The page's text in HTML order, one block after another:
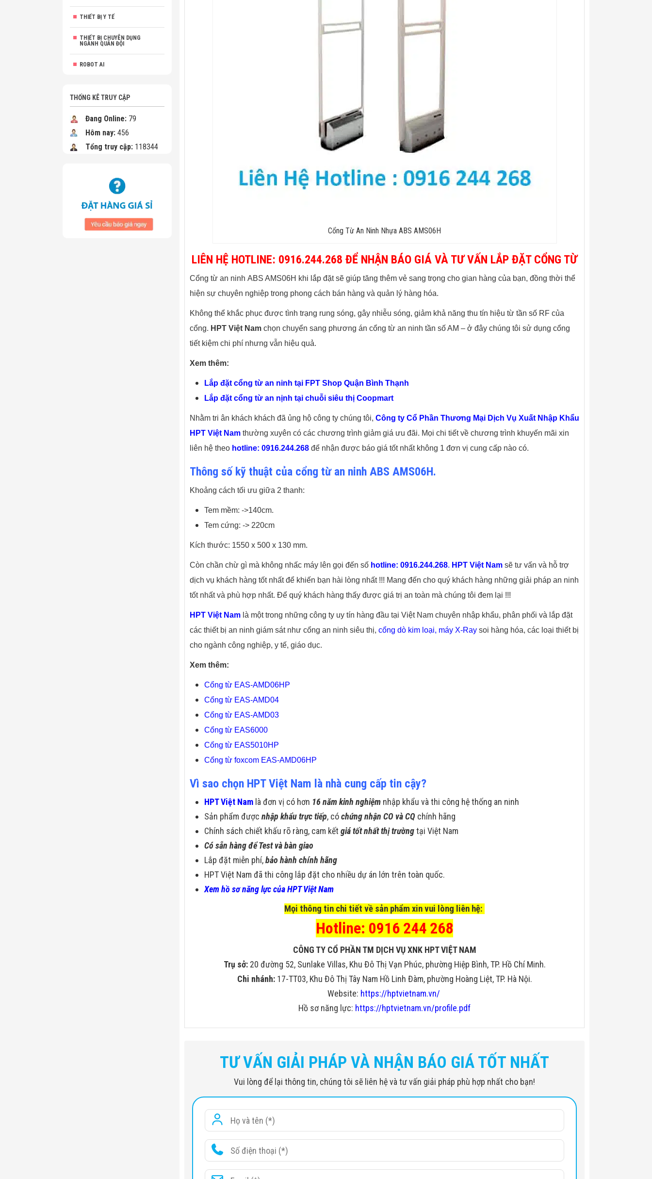
THIẾT BỊ Y TẾ
THIẾT BỊ CHUYÊN DỤNG
NGÀNH QUÂN ĐỘI
ROBOT AI
THỐNG KÊ TRUY CẬP
Đang Online: 79
Hôm nay: 456
Tổng truy cập: 118344
Cổng Từ An Ninh Nhựa ABS AMS06H
LIÊN HỆ HOTLINE: 0916.244.268 ĐỂ NHẬN BÁO GIÁ VÀ TƯ VẤN LẮP ĐẶT CỔNG TỪ
Cổng từ an ninh ABS AMS06H khi lắp đặt sẽ giúp tăng thêm vẻ sang trọng cho gian hàng của bạn, đồng thời thể
hiện sự chuyên nghiệp trong phong cách bán hàng và quản lý hàng hóa.
Không thể khắc phục được tình trạng rung sóng, gây nhiễu sóng, giảm khả năng thu tín hiệu từ tần số RF của
cổng. HPT Việt Nam chọn chuyển sang phương án cổng từ an ninh tần số AM – ở đây chúng tôi sử dụng cổng
tiết kiệm chi phí nhưng vẫn hiệu quả.
Xem thêm:
Lắp đặt cổng từ an ninh tại FPT Shop Quận Bình Thạnh
Lắp đặt cổng từ an nịnh tại chuỗi siêu thị Coopmart
Nhằm tri ân khách khách đã ủng hộ công ty chúng tôi, Công ty Cổ Phần Thương Mại Dịch Vụ Xuất Nhập Khẩu
HPT Việt Nam thường xuyên có các chương trình giảm giá ưu đãi. Mọi chi tiết về chương trình khuyến mãi xin
liên hệ theo hotline: 0916.244.268 để nhận được báo giá tốt nhất không 1 đơn vị cung cấp nào có.
Thông số kỹ thuật của cổng từ an ninh ABS AMS06H.
Khoảng cách tối ưu giữa 2 thanh:
Tem mềm: ->140cm.
Tem cứng: -> 220cm
Kích thước: 1550 x 500 x 130 mm.
Còn chần chừ gì mà không nhấc máy lên gọi đến số hotline: 0916.244.268. HPT Việt Nam sẽ tư vấn và hỗ trợ
dịch vụ khách hàng tốt nhất để khiến bạn hài lòng nhất !!! Mang đến cho quý khách hàng những giải pháp an ninh
tốt nhất và phù hợp nhất. Để quý khách hàng thấy được giá trị an toàn mà chúng tôi đem lại !!!
HPT Việt Nam là một trong những công ty uy tín hàng đầu tại Việt Nam chuyên nhập khẩu, phân phối và lắp đặt
các thiết bị an ninh giám sát như cổng an ninh siêu thị, cổng dò kim loại, máy X-Ray soi hàng hóa, các loại thiết bị
cho ngành công nghiệp, y tế, giáo dục.
Xem thêm:
Cổng từ EAS-AMD06HP
Cổng từ EAS-AMD04
Cổng từ EAS-AMD03
Cổng từ EAS6000
Cổng từ EAS5010HP
Cổng từ foxcom EAS-AMD06HP
Vì sao chọn HPT Việt Nam là nhà cung cấp tin cậy?
HPT Việt Nam là đơn vị có hơn 16 năm kinh nghiệm nhập khẩu và thi công hệ thống an ninh
Sản phẩm được nhập khẩu trực tiếp, cóchứng nhận CO và CQ chính hãng
Chính sách chiết khấu rõ ràng, cam kết giá tốt nhất thị trườngtại Việt Nam
Có sẵn hàng để Test và bàn giao
Lắp đặt miễn phí,bảo hành chính hãng
HPT Việt Nam đã thi công lắp đặt cho nhiều dự án lớn trên toàn quốc.
Xem hồ sơ năng lực của HPT Việt Nam
Mọi thông tin chi tiết về sản phẩm xin vui lòng liên hệ:
Hotline: 0916 244 268
CÔNG TY CỔ PHẦN TM DỊCH VỤ XNK HPT VIỆT NAM
Trụ sở: 20 đường 52, Sunlake Villas, Khu Đô Thị Vạn Phúc, phường Hiệp Bình, TP. Hồ Chí Minh.
Chi nhánh:17-TT03, Khu Đô Thị Tây Nam Hồ Linh Đàm, phường Hoàng Liệt, TP. Hà Nội.
Website: https://hptvietnam.vn/
Hồ sơ năng lực: https://hptvietnam.vn/profile.pdf
TƯ VẤN GIẢI PHÁP VÀ NHẬN BÁO GIÁ TỐT NHẤT
Vui lòng để lại thông tin, chúng tôi sẽ liên hệ và tư vấn giải pháp phù hợp nhất cho bạn!